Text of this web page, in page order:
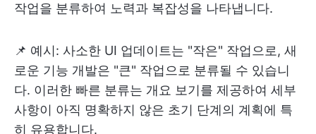
작업을 분류하여 노력과 복잡성을 나타냅니다.
📌 예시: 사소한 UI 업데이트는 "작은" 작업으로, 새
로운 기능 개발은 "큰" 작업으로 분류될 수 있습니
다. 이러한 빠른 분류는 개요 보기를 제공하여 세부
사항이 아직 명확하지 않은 초기 단계의 계획에 특
히 유용합니다.